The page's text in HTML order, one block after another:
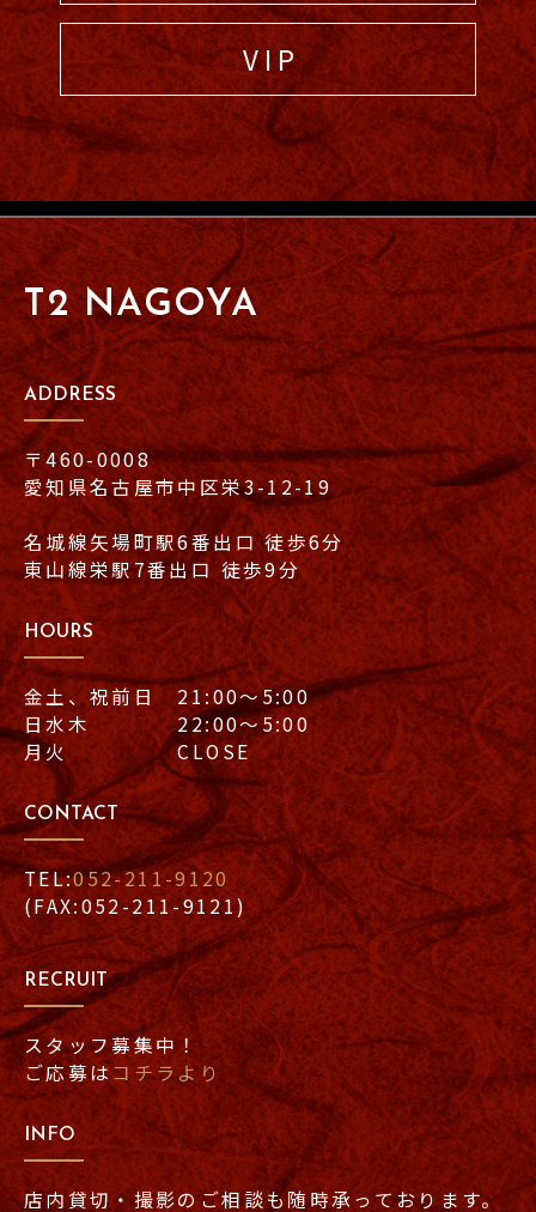
V I P
T2 NAGOYA
ADDRESS
〒460-0008
愛知県名古屋市中区栄3-12-19
名城線矢場町駅6番出口 徒歩6分
東山線栄駅7番出口 徒歩9分
HOURS
金土、祝前日 21:00〜5:00
日水木 22:00〜5:00
月火 CLOSE
CONTACT
TEL:052-211-9120
(FAX:052-211-9121)
RECRUIT
スタッフ募集中！
ご応募はコチラより
INFO
店内貸切・撮影のご相談も随時承っております。